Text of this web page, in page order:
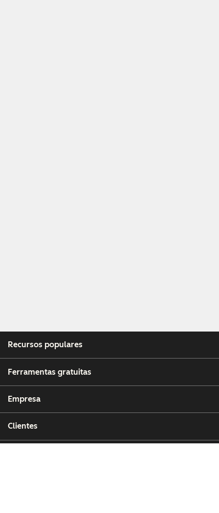
Recursos populares
Ferramentas gratuitas
Empresa
Clientes